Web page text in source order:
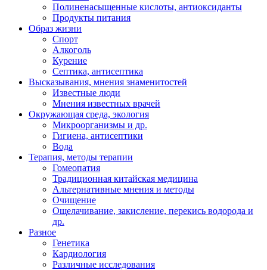
Полиненасыщенные кислоты, антиоксиданты
Продукты питания
Образ жизни
Спорт
Алкоголь
Курение
Септика, антисептика
Высказывания, мнения знаменитостей
Известные люди
Мнения известных врачей
Окружающая среда, экология
Микроорганизмы и др.
Гигиена, антисептики
Вода
Терапия, методы терапии
Гомеопатия
Традиционная китайская медицина
Альтернативные мнения и методы
Очищение
Ощелачивание, закисление, перекись водорода и
др.
Разное
Генетика
Кардиология
Различные исследования